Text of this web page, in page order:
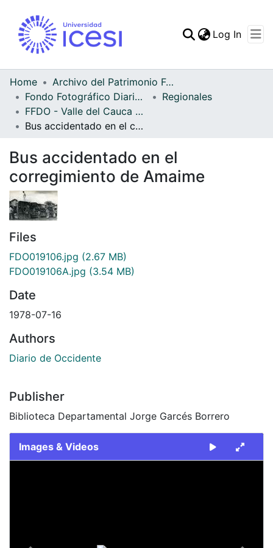
Statistics
Log In
Home
Archivo del Patrimonio Fotográfico y Fílmico del Valle del Cauca
Fondo Fotográfico Diario Occidente
Regionales
FFDO - Valle del Cauca - Patrimonial
Bus accidentado en el corregimiento de Amaime
Bus accidentado en el
corregimiento de Amaime
Files
FDO019106.jpg (2.67 MB)
FDO019106A.jpg (3.54 MB)
Date
1978-07-16
Authors
Diario de Occidente
Publisher
Biblioteca Departamental Jorge Garcés Borrero
Images & Videos